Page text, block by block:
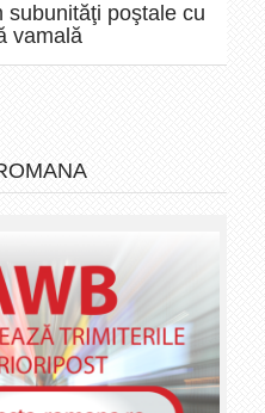
subunităţi poştale cu
vamală